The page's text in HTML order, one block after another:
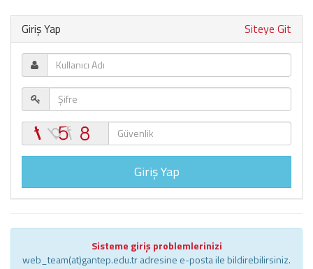
Giriş Yap Siteye Git
Giriş Yap
Sisteme giriş problemlerinizi
web_team(at)gantep.edu.tr adresine e-posta ile bildirebilirsiniz.